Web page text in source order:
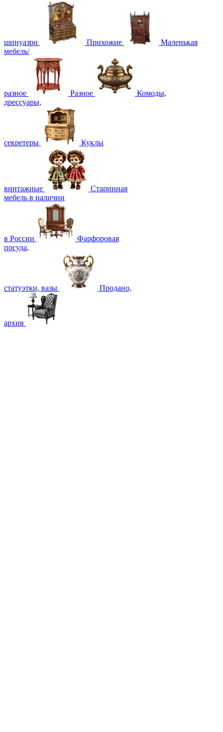
шинуазри Прихожие
Маленькая
мебель/
разное Разное
Комоды,
дрессуары,
секретеры Куклы
винтажные
Старинная
мебель в наличии
в России
Фарфоровая
посуда,
статуэтки, вазы Продано,
архив